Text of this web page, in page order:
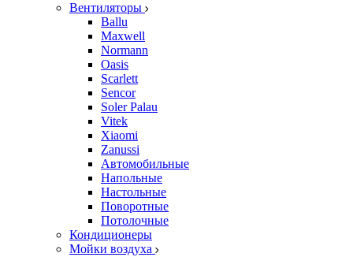
Вентиляторы
Ballu
Maxwell
Normann
Oasis
Scarlett
Sencor
Soler Palau
Vitek
Xiaomi
Zanussi
Автомобильные
Напольные
Настольные
Поворотные
Потолочные
Кондиционеры
Мойки воздуха